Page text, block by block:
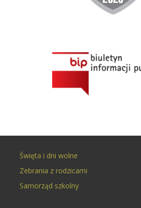
Święta i dni wolne
Zebrania z rodzicami
Samorząd szkolny